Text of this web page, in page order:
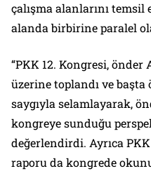
çalışma alanlarını
alanda birbirine paralel
“PKK 12. Kongresi, önder
üzerine toplandı ve başta
saygıyla selamlayarak,
kongreye sunduğu
değerlendirdi. Ayrıca
raporu da kongrede